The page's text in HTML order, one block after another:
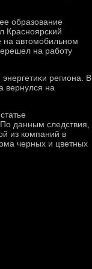
образование
Красноярский
на автοмобильном
на работу
региона. В
вернулся на
данным следствия,
из компаний в
черных и цветных